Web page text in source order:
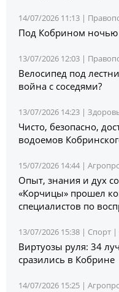
14/07/2026 11:13 |
Под Кобрином ночью
13/07/2026 12:03 |
Велосипед под
война с соседями?
13/07/2026 14:23 |
Чисто, безопасно,
водоемов
15/07/2026 14:44 |
Опыт, знания и дух
«Корчицы» прошел
специалистов по
13/07/2026 15:38 | Спорт |
Виртуозы руля: 34
сразились в Кобрине
14/07/2026 15:25 |